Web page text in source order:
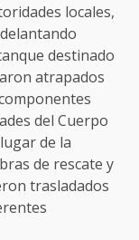
locales,
destinado
atrapados
del Cuerpo
de la
de rescate y
trasladados